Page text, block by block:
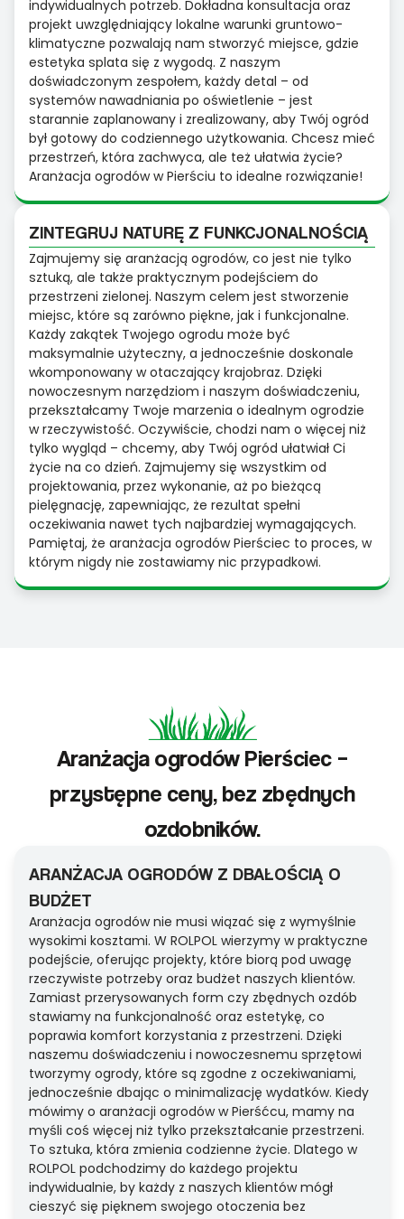
indywidualnych potrzeb. Dokładna konsultacja oraz
projekt uwzględniający lokalne warunki gruntowo-
klimatyczne pozwalają nam stworzyć miejsce, gdzie
estetyka splata się z wygodą. Z naszym
doświadczonym zespołem, każdy detal – od
systemów nawadniania po oświetlenie – jest
starannie zaplanowany i zrealizowany, aby Twój ogród
był gotowy do codziennego użytkowania. Chcesz mieć
przestrzeń, która zachwyca, ale też ułatwia życie?
Aranżacja ogrodów w Pierściu to idealne rozwiązanie!
ZINTEGRUJ NATURĘ Z FUNKCJONALNOŚCIĄ
Zajmujemy się aranżacją ogrodów, co jest nie tylko
sztuką, ale także praktycznym podejściem do
przestrzeni zielonej. Naszym celem jest stworzenie
miejsc, które są zarówno piękne, jak i funkcjonalne.
Każdy zakątek Twojego ogrodu może być
maksymalnie użyteczny, a jednocześnie doskonale
wkomponowany w otaczający krajobraz. Dzięki
nowoczesnym narzędziom i naszym doświadczeniu,
przekształcamy Twoje marzenia o idealnym ogrodzie
w rzeczywistość. Oczywiście, chodzi nam o więcej niż
tylko wygląd – chcemy, aby Twój ogród ułatwiał Ci
życie na co dzień. Zajmujemy się wszystkim od
projektowania, przez wykonanie, aż po bieżącą
pielęgnację, zapewniając, że rezultat spełni
oczekiwania nawet tych najbardziej wymagających.
Pamiętaj, że aranżacja ogrodów Pierściec to proces, w
którym nigdy nie zostawiamy nic przypadkowi.
Aranżacja ogrodów Pierściec –
przystępne ceny, bez zbędnych
ozdobników.
ARANŻACJA OGRODÓW Z DBAŁOŚCIĄ O
BUDŻET
Aranżacja ogrodów nie musi wiązać się z wymyślnie
wysokimi kosztami. W ROLPOL wierzymy w praktyczne
podejście, oferując projekty, które biorą pod uwagę
rzeczywiste potrzeby oraz budżet naszych klientów.
Zamiast przerysowanych form czy zbędnych ozdób
stawiamy na funkcjonalność oraz estetykę, co
poprawia komfort korzystania z przestrzeni. Dzięki
naszemu doświadczeniu i nowoczesnemu sprzętowi
tworzymy ogrody, które są zgodne z oczekiwaniami,
jednocześnie dbając o minimalizację wydatków. Kiedy
mówimy o aranżacji ogrodów w Pierśćcu, mamy na
myśli coś więcej niż tylko przekształcanie przestrzeni.
To sztuka, która zmienia codzienne życie. Dlatego w
ROLPOL podchodzimy do każdego projektu
indywidualnie, by każdy z naszych klientów mógł
cieszyć się pięknem swojego otoczenia bez